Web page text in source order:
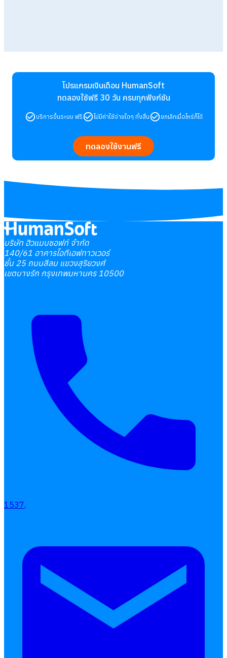
โปรแกรมเงินเดือน HumanSoft
ทดลองใช้ฟรี 30 วัน ครบทุกฟังก์ชัน
บริการขึ้นระบบ ฟรี ไม่มีค่าใช้จ่ายใดๆ ทั้งสิ้น ยกเลิกเมื่อไหร่ก็ได้
ทดลองใช้งานฟรี
บริษัท ฮิวแมนซอฟท์ จำกัด
140/61 อาคารไอทีเอฟทาวเวอร์
ชั้น 25 ถนนสีลม แขวงสุริยวงศ์
เขตบางรัก กรุงเทพมหานคร 10500
1537,